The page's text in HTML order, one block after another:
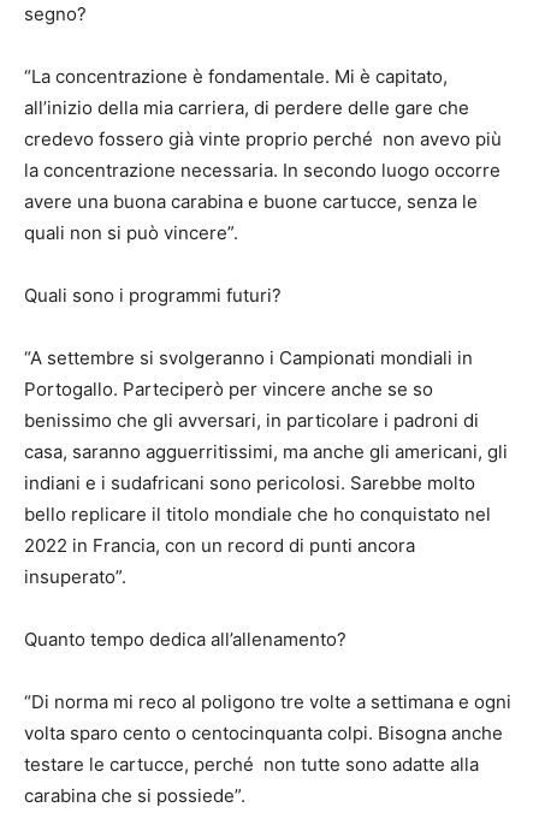
segno?
“La concentrazione è fondamentale. Mi è capitato,
all’inizio della mia carriera, di perdere delle gare che
credevo fossero già vinte proprio perché non avevo più
la concentrazione necessaria. In secondo luogo occorre
avere una buona carabina e buone cartucce, senza le
quali non si può vincere”.
Quali sono i programmi futuri?
“A settembre si svolgeranno i Campionati mondiali in
Portogallo. Parteciperò per vincere anche se so
benissimo che gli avversari, in particolare i padroni di
casa, saranno agguerritissimi, ma anche gli americani, gli
indiani e i sudafricani sono pericolosi. Sarebbe molto
bello replicare il titolo mondiale che ho conquistato nel
2022 in Francia, con un record di punti ancora
insuperato”.
Quanto tempo dedica all’allenamento?
“Di norma mi reco al poligono tre volte a settimana e ogni
volta sparo cento o centocinquanta colpi. Bisogna anche
testare le cartucce, perché non tutte sono adatte alla
carabina che si possiede”.